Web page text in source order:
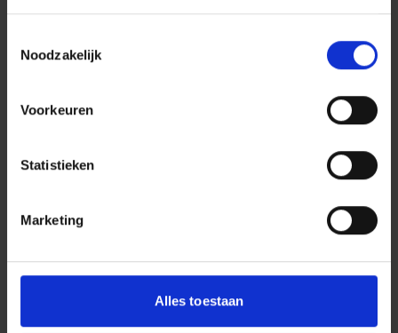
Noodzakelijk
Voorkeuren
Statistieken
Marketing
Alles toestaan